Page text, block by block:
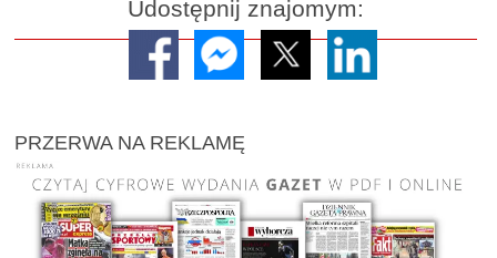
Udostępnij znajomym:
PRZERWA NA REKLAMĘ